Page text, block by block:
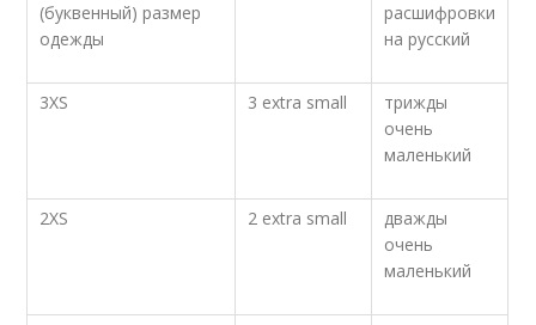
(буквенный) размер
одежды
расшифровки
на русский
3XS 3 extra small
трижды
очень
маленький
2XS 2 extra small
дважды
очень
маленький